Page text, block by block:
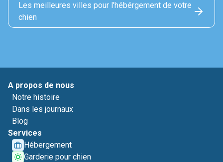
Les meilleures villes pour l'hébérgement de votre
chien
A propos de nous
Notre histoire
Dans les journaux
Blog
Services
Hébergement
Garderie pour chien